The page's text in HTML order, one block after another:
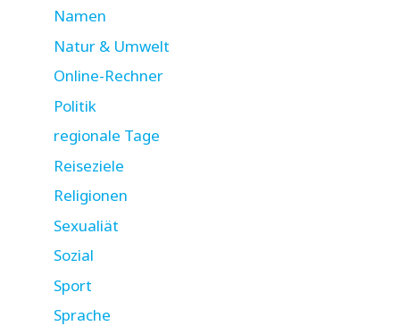
Namen
Natur & Umwelt
Online-Rechner
Politik
regionale Tage
Reiseziele
Religionen
Sexualiät
Sozial
Sport
Sprache